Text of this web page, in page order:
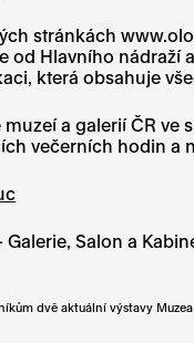
stránkách
Hlavního
která obsahuje
a galerií ČR
večerních hodin
Salon a
dvě aktuální výstavy